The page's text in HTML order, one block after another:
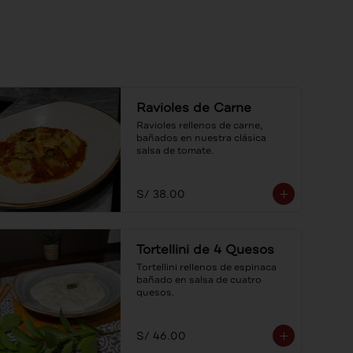
Ravioles de Carne
Ravioles rellenos de carne,
bañados en nuestra clásica
salsa de tomate.
S/ 38.00
Tortellini de 4 Quesos
Tortellini rellenos de espinaca
bañado en salsa de cuatro
quesos.
S/ 46.00